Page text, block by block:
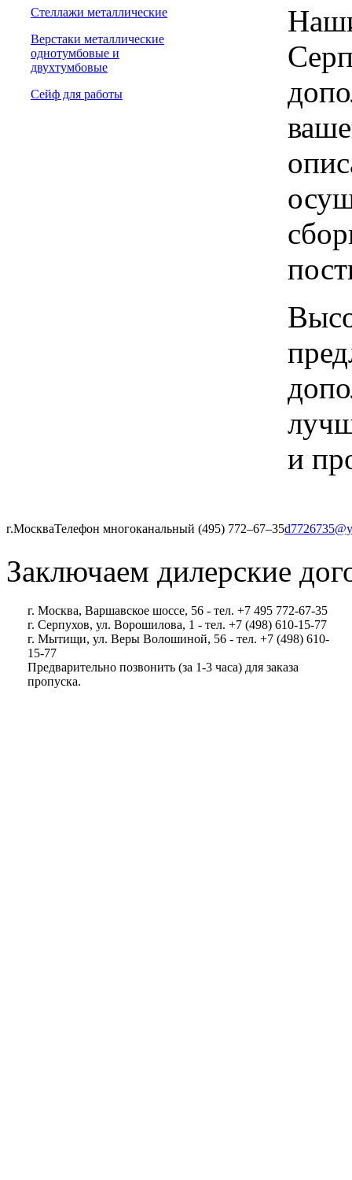
Стеллажи металлические
Верстаки металлические
однотумбовые и
двухтумбовые
Сейф для работы
и
г.МоскваТелефон многоканальный (495) 772‒67‒35
Заключаем дилерские
г. Москва, Варшавское шоссе, 56 - тел. +7 495 772-67-35
г. Серпухов, ул. Ворошилова, 1 - тел. +7 (498) 610-15-77
г. Мытищи, ул. Веры Волошиной, 56 - тел. +7 (498) 610-
15-77
Предварительно позвонить (за 1-3 часа) для заказа
пропуска.